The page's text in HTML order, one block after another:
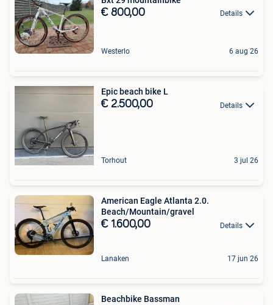
€ 800,00 Details
Westerlo 6 aug 26
Epic beach bike L
€ 2.500,00 Details
Torhout 3 jul 26
American Eagle Atlanta 2.0.
Beach/Mountain/gravel
€ 1.600,00 Details
Lanaken 17 jun 26
Beachbike Bassman